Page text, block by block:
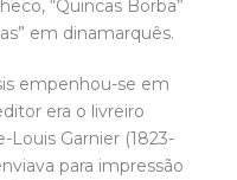
“Quincas Borba”
em dinamarquês.
empenhou-se em
era o livreiro
Louis Garnier (1823-
para impressão